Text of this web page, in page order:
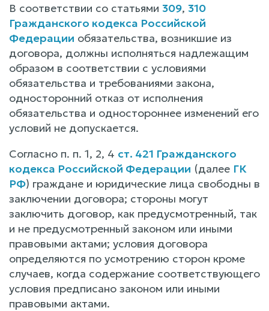
В соответствии со статьями 309, 310
Гражданского кодекса Российской
Федерации обязательства, возникшие из
договора, должны исполняться надлежащим
образом в соответствии с условиями
обязательства и требованиями закона,
односторонний отказ от исполнения
обязательства и одностороннее изменений его
условий не допускается.
Согласно п. п. 1, 2, 4 ст. 421 Гражданского
кодекса Российской Федерации (далее ГК
РФ) граждане и юридические лица свободны в
заключении договора; стороны могут
заключить договор, как предусмотренный, так
и не предусмотренный законом или иными
правовыми актами; условия договора
определяются по усмотрению сторон кроме
случаев, когда содержание соответствующего
условия предписано законом или иными
правовыми актами.